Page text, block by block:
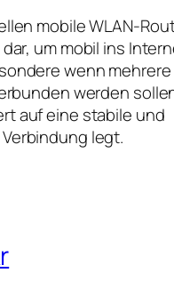
mobile
um mobil ins
wenn mehrere
werden
auf eine stabile und
legt.